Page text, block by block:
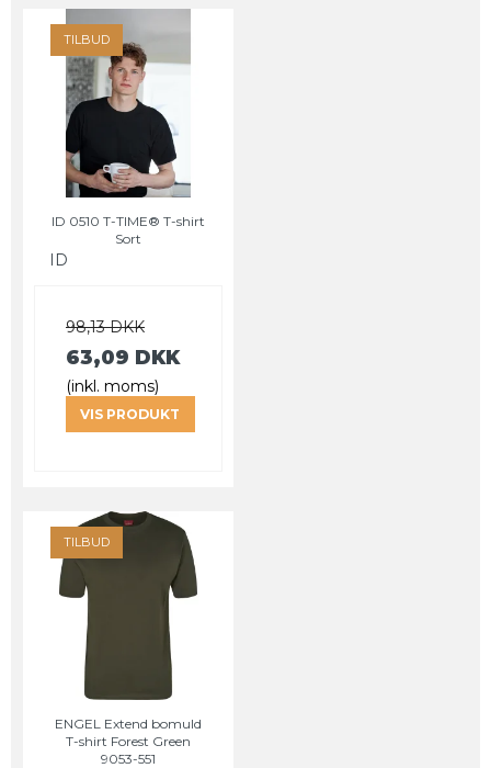
TILBUD
ID 0510 T-TIME® T-shirt
Sort
ID
98,13 DKK
63,09 DKK
(inkl. moms)
VIS PRODUKT
TILBUD
ENGEL Extend bomuld
T-shirt Forest Green
9053-551